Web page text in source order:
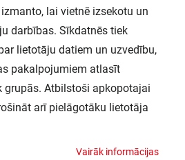
lai vietnē izsekotu un
darbības. Sīkdatnēs tiek
lietotāju datiem un uzvedību,
pakalpojumiem atlasīt
grupās. Atbilstoši apkopotajai
arī pielāgotāku lietotāja
Vairāk informācijas